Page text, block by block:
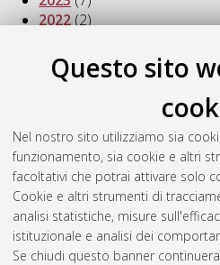
Questo sito
Nel nostro sito utilizziamo sia
funzionamento, sia cookie e altri
facoltativi che potrai attivare solo
Cookie e altri strumenti di
analisi statistiche, misure
istituzionale e analisi dei
Se chiudi questo banner
2022(2)
2020(7)
2019(4)
2016(3)
2015(3)
2014 (4)
2013(5)
2012(7)
2008(1)